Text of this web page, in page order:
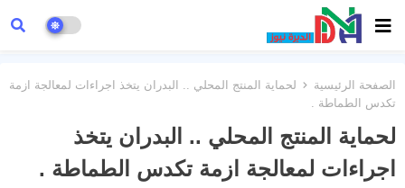
الصفحة الرئيسية
لحماية المنتج المحلي .. البدران يتخذ اجراءات لمعالجة ازمة
تكدس الطماطة .
لحماية المنتج المحلي .. البدران يتخذ
اجراءات لمعالجة ازمة تكدس الطماطة .